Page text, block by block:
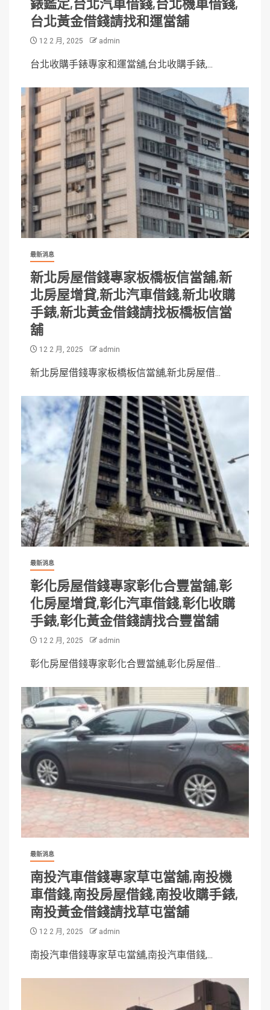
錶鑑定,台北汽車借錢,台北機車借錢,
台北黃金借錢請找和運當舖
12 2 月, 2025 admin
台北收購手錶專家和運當舖,台北收購手錶,...
最新消息
新北房屋借錢專家板橋板信當舖,新
北房屋增貸,新北汽車借錢,新北收購
手錶,新北黃金借錢請找板橋板信當
舖
12 2 月, 2025 admin
新北房屋借錢專家板橋板信當舖,新北房屋借...
最新消息
彰化房屋借錢專家彰化合豐當舖,彰
化房屋增貸,彰化汽車借錢,彰化收購
手錶,彰化黃金借錢請找合豐當舖
12 2 月, 2025 admin
彰化房屋借錢專家彰化合豐當舖,彰化房屋借...
最新消息
南投汽車借錢專家草屯當舖,南投機
車借錢,南投房屋借錢,南投收購手錶,
南投黃金借錢請找草屯當舖
12 2 月, 2025 admin
南投汽車借錢專家草屯當舖,南投汽車借錢,...